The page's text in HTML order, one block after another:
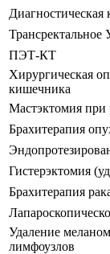
Диагностическая
Трансректальное
ПЭТ-КТ
Хирургическая
кишечника
Мастэктомия при
Брахитерапия
Гистерэктомия
Брахитерапия
Удаление
лимфоузлов